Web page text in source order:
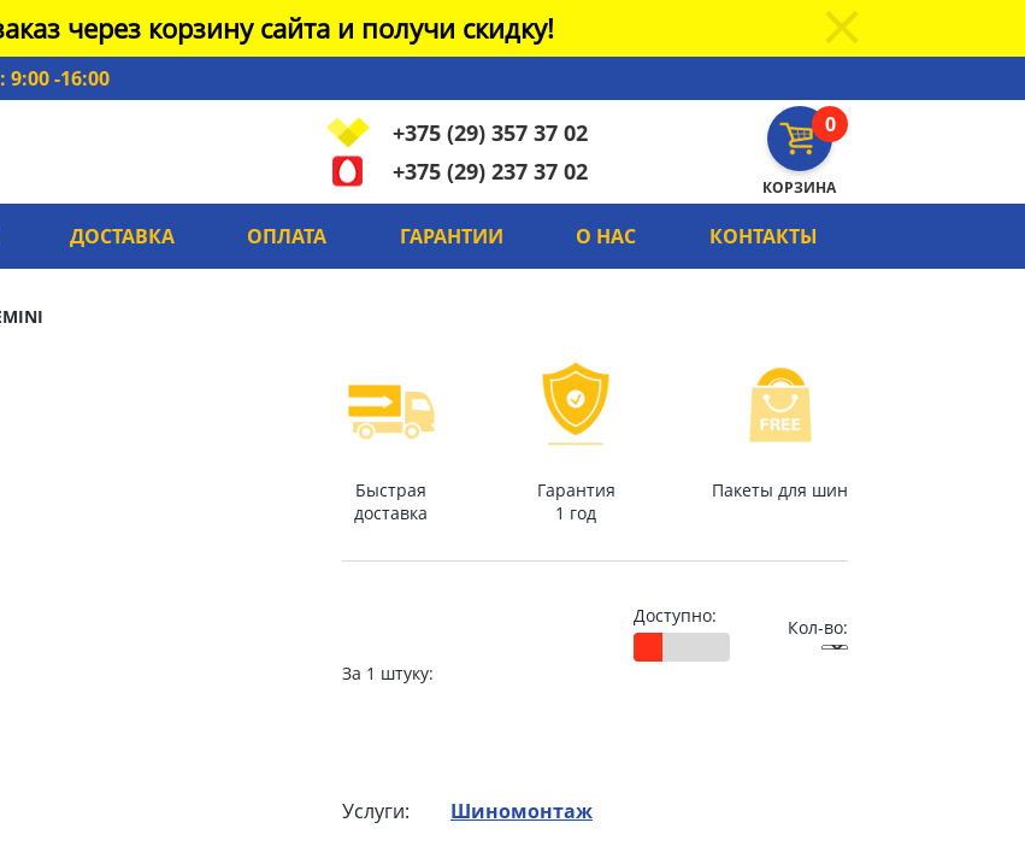
через корзину сайта и получи скидку!
9:00 -16:00
0
КОРЗИНА
+375 (29) 357 37 02
+375 (29) 237 37 02
ДОСТАВКА ОПЛАТА ГАРАНТИИ О НАС КОНТАКТЫ
Быстрая
доставка
Гарантия
1 год
Пакеты для шин
Доступно:
Кол-во:
За 1 штуку:
Услуги: Шиномонтаж